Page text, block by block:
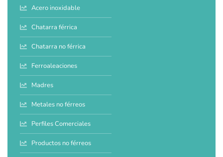
Acero inoxidable
Chatarra férrica
Chatarra no férrica
Ferroaleaciones
Madres
Metales no férreos
Perfiles Comerciales
Productos no férreos